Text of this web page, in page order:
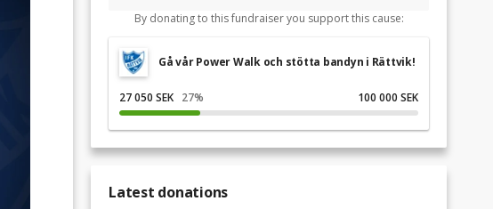
By donating to this fundraiser you support this cause:
Gå vår Power Walk och stötta bandyn i Rättvik!
27 050 SEK 27% 100 000 SEK
Latest donations